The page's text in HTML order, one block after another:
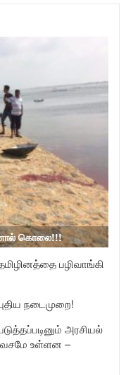
கொலை!!!
பழிவாங்கி
நடைமுறை!
அரசியல்
வசமே உள்ளன –